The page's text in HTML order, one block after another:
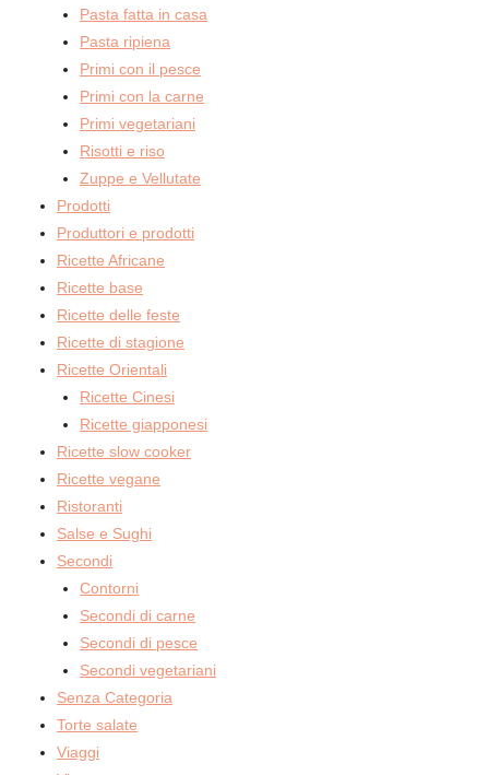
Pasta fatta in casa
Pasta ripiena
Primi con il pesce
Primi con la carne
Primi vegetariani
Risotti e riso
Zuppe e Vellutate
Prodotti
Produttori e prodotti
Ricette Africane
Ricette base
Ricette delle feste
Ricette di stagione
Ricette Orientali
Ricette Cinesi
Ricette giapponesi
Ricette slow cooker
Ricette vegane
Ristoranti
Salse e Sughi
Secondi
Contorni
Secondi di carne
Secondi di pesce
Secondi vegetariani
Senza Categoria
Torte salate
Viaggi